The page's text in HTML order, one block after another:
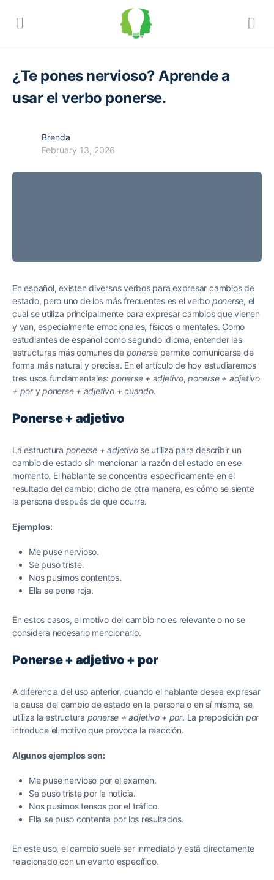
¿Te pones nervioso? Aprende a
usar el verbo ponerse.
Brenda
February 13, 2026
En español, existen diversos verbos para expresar cambios de
estado, pero uno de los más frecuentes es el verbo ponerse, el
cual se utiliza principalmente para expresar cambios que vienen
y van, especialmente emocionales, físicos o mentales. Como
estudiantes de español como segundo idioma, entender las
estructuras más comunes de ponersepermite comunicarse de
forma más natural y precisa. En el artículo de hoy estudiaremos
tres usos fundamentales: ponerse + adjetivo,ponerse + adjetivo
+ poryponerse + adjetivo + cuando.
Ponerse + adjetivo
La estructura ponerse + adjetivose utiliza para describir un
cambio de estado sin mencionar la razón del estado en ese
momento. El hablante se concentra específicamente en el
resultado del cambio; dicho de otra manera, es cómo se siente
la persona después de que ocurra.
Ejemplos:
Me puse nervioso.
Se puso triste.
Nos pusimos contentos.
Ella se pone roja.
En estos casos, el motivo del cambio no es relevante o no se
considera necesario mencionarlo.
Ponerse + adjetivo + por
A diferencia del uso anterior, cuando el hablante desea expresar
la causa del cambio de estado en la persona o en sí mismo, se
utiliza la estructura ponerse + adjetivo + por. La preposición por
introduce el motivo que provoca la reacción.
Algunos ejemplos son:
Me puse nervioso por el examen.
Se puso triste por la noticia.
Nos pusimos tensos por el tráfico.
Ella se puso contenta por los resultados.
En este uso, el cambio suele ser inmediato y está directamente
relacionado con un evento específico.